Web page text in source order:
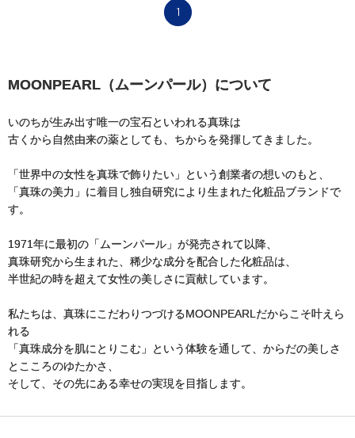
1
MOONPEARL（ムーンパール）について
いのちが生み出す唯一の宝石といわれる真珠は
古くから自然由来の薬としても、ちからを発揮してきました。
「世界中の女性を真珠で飾りたい」という創業者の想いのもと、
「真珠の美力」に着目し独自研究により生まれた化粧品ブランドで
す。
1971年に最初の「ムーンパール」が発売されて以降、
真珠研究から生まれた、稀少な成分を配合した化粧品は、
半世紀の時を超えて女性の美しさに貢献しています。
私たちは、真珠にこだわりつづけるMOONPEARLだからこそ叶えら
れる
「真珠成分を肌にとりこむ」という体験を通して、からだの美しさ
とこころのゆたかさ、
そして、その先にある幸せの実現を目指します。